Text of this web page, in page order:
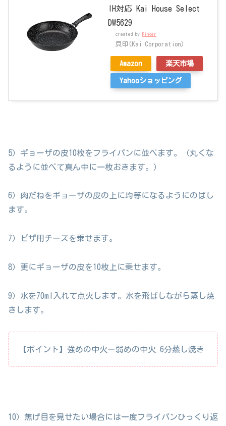
IH対応 Kai House Select
DW5629
created by Rinker
貝印(Kai Corporation)
Amazon 楽天市場
Yahooショッピング
5）ギョーザの皮10枚をフライパンに並べます。（丸くな
るように並べて真ん中に一枚おきます。）
6）肉だねをギョーザの皮の上に均等になるようにのばし
ます。
7）ピザ用チーズを乗せます。
8）更にギョーザの皮を10枚上に乗せます。
9）水を70ml入れて点火します。水を飛ばしながら蒸し焼
きします。
【ポイント】強めの中火ー弱めの中火 6分蒸し焼き
10）焦げ目を見せたい場合には一度フライパンひっくり返